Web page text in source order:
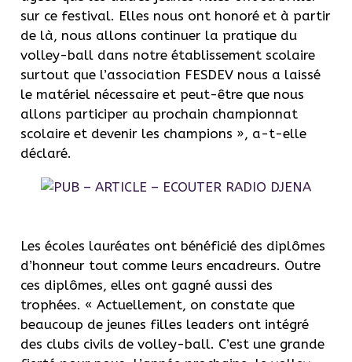
sur ce festival. Elles nous ont honoré et à partir
de là, nous allons continuer la pratique du
volley-ball dans notre établissement scolaire
surtout que l’association FESDEV nous a laissé
le matériel nécessaire et peut-être que nous
allons participer au prochain championnat
scolaire et devenir les champions », a-t-elle
déclaré.
Les écoles lauréates ont bénéficié des diplômes
d’honneur tout comme leurs encadreurs. Outre
ces diplômes, elles ont gagné aussi des
trophées. « Actuellement, on constate que
beaucoup de jeunes filles leaders ont intégré
des clubs civils de volley-ball. C’est une grande